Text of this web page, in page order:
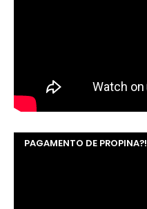
PAGAMENTO DE PROPINA?!